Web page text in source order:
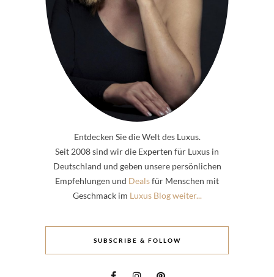
Entdecken Sie die Welt des Luxus.
Seit 2008 sind wir die Experten für Luxus in
Deutschland und geben unsere persönlichen
Empfehlungen und Dealsfür Menschen mit
Geschmack im Luxus Blog weiter...
SUBSCRIBE & FOLLOW